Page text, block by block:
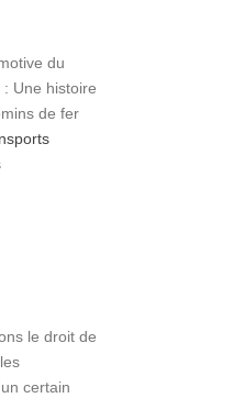
du
: Une histoire
de fer
le droit de
certain